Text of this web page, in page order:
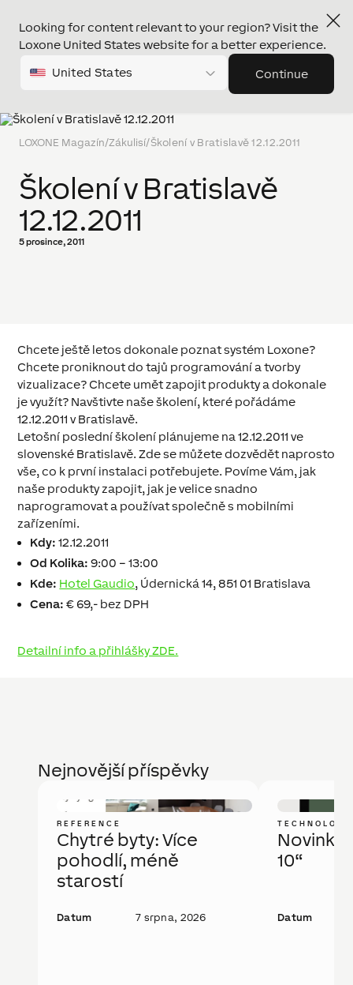
Looking for content relevant to your region? Visit the
Loxone United States website for a better experience.
United States Continue
LOXONE Magazín/Zákulisí/Školení v Bratislavě 12.12.2011
Školení v Bratislavě
12.12.2011
5 prosince, 2011
Chcete ještě letos dokonale poznat systém Loxone?
Chcete proniknout do tajů programování a tvorby
vizualizace? Chcete umět zapojit produkty a dokonale
je využít? Navštivte naše školení, které pořádáme
12.12.2011 v Bratislavě.
Letošní poslední školení plánujeme na 12.12.2011 ve
slovenské Bratislavě. Zde se můžete dozvědět naprosto
vše, co k první instalaci potřebujete. Povíme Vám, jak
naše produkty zapojit, jak je velice snadno
naprogramovat a používat společně s mobilními
zařízeními.
Kdy: 12.12.2011
Od Kolika: 9:00 – 13:00
Kde: Hotel Gaudio, Údernická 14, 851 01 Bratislava
Cena: € 69,- bez DPH
Detailní info a přihlášky ZDE.
Nejnovější příspěvky
REFERENCE
Chytré byty: Více
pohodlí, méně
starostí
Datum 7 srpna, 2026
Novinka:
10“
Datum